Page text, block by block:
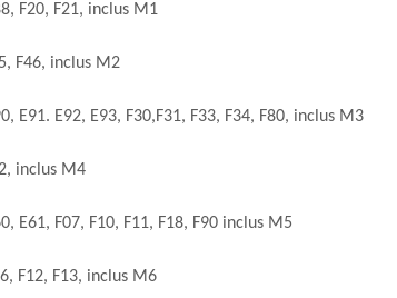
F20, F21, inclus M1
F46, inclus M2
E92, E93, F30,F31, F33, F34, F80, inclus M3
inclus M4
F07, F10, F11, F18, F90 inclus M5
F12, F13, inclus M6